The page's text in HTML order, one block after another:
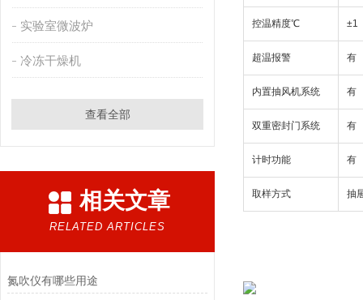
实验室微波炉
冷冻干燥机
查看全部
相关文章
RELATED ARTICLES
氮吹仪有哪些用途
控温精度℃ ±1
超温报警 有
内置抽风机系统 有
双重密封门系统 有
计时功能 有
取样方式 抽